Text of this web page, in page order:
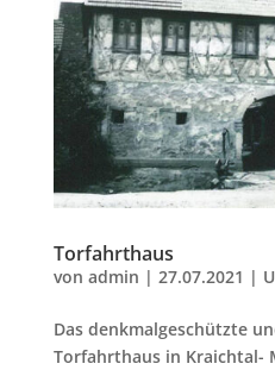
Torfahrthaus
von admin | 27.07.2021 |
Das denkmalgeschützte
Torfahrthaus in Kraichtal-